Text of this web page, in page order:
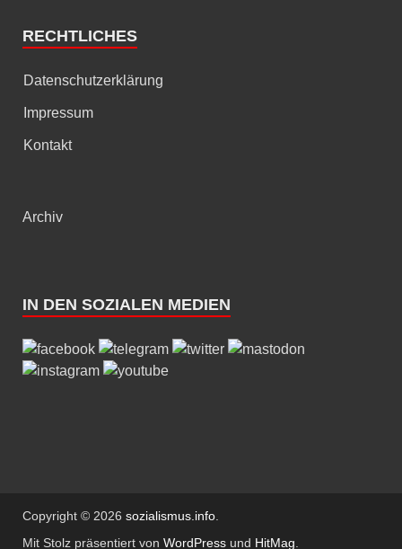
RECHTLICHES
Datenschutzerklärung
Impressum
Kontakt
Archiv
IN DEN SOZIALEN MEDIEN
Copyright © 2026 sozialismus.info.
Mit Stolz präsentiert von WordPress und HitMag.